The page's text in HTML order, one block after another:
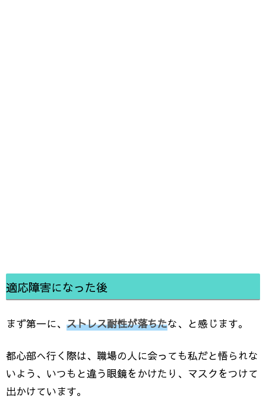
適応障害になった後
まず第一に、 ストレス耐性が落ちたな、と感じます。
都心部へ行く際は、職場の人に会っても私だと悟られな
いよう、いつもと違う眼鏡をかけたり、マスクをつけて
出かけています。